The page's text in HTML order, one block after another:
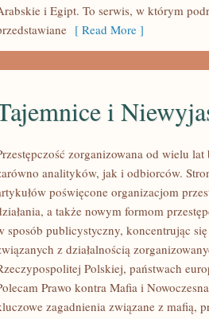
i Egipt. To serwis, w którym
[ Read More ]
i
zorganizowana od wielu
analityków, jak i odbiorców.
poświęcone organizacjom
a także nowym formom
sposób publicystyczny, koncentrując
z działalnością
Polskiej, państwach
Prawo kontra Mafia i
zagadnienia związane z mafią,